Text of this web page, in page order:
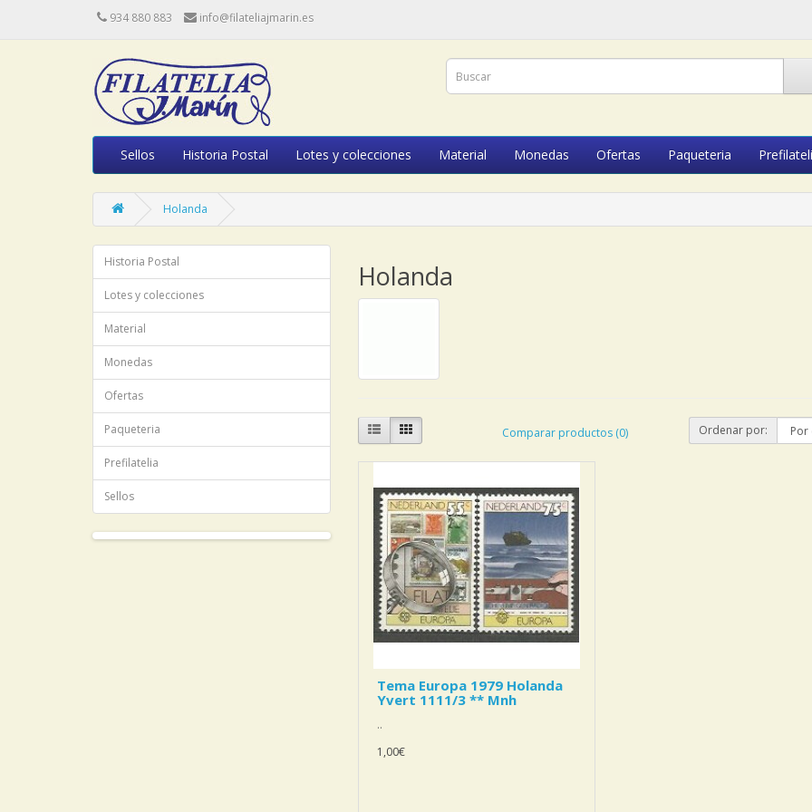
934 880 883 info@filateliajmarin.es
Sellos Historia Postal Lotes y colecciones Material Monedas Ofertas Paqueteria
Holanda
Historia Postal
Lotes y colecciones
Material
Monedas
Ofertas
Paqueteria
Prefilatelia
Sellos
Holanda
Comparar productos (0) Ordenar por:
Tema Europa 1979 Holanda
Yvert 1111/3 ** Mnh
..
1,00€